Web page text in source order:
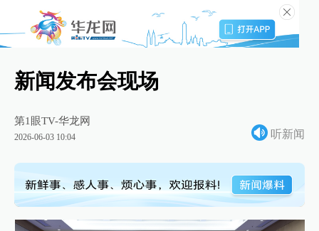
新闻发布会现场
第1眼TV-华龙网
2026-06-03 10:04 听新闻